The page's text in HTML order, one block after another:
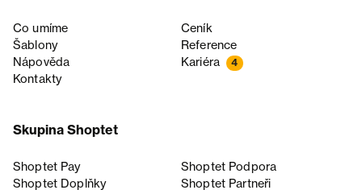
Co umíme
Ceník
Šablony
Reference
Nápověda
Kariéra 4
Kontakty
Skupina Shoptet
Shoptet Pay
Shoptet Podpora
Shoptet Doplňky
Shoptet Partneři